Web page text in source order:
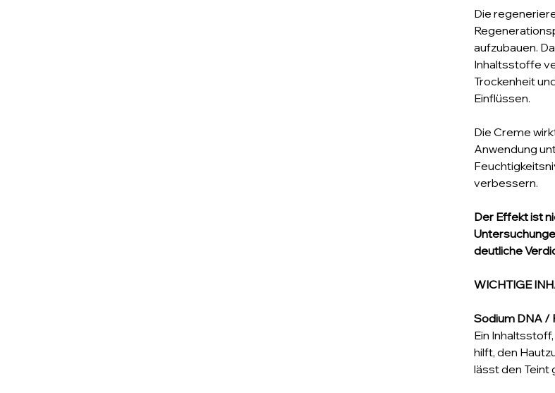
Die
aufzubauen.
Inhaltsstoffe
Trockenheit
Einflüssen.
Die Creme
Anwendung
verbessern.
Der Effekt ist
deutliche
WICHTIGE
Sodium DNA /
Ein
hilft, den
lässt den Teint